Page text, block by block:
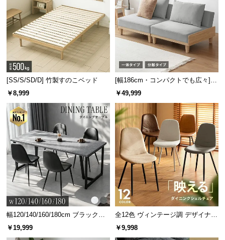
[SS/S/SD/D] 竹製すのこベッド
￥8,999
[幅186cm・コンパクトでも広々] 3
人掛けソファベッド リクライニン
￥49,999
幅120/140/160/180cm ブラックフ
レーム ダイニング 大理石調 4人掛
￥19,999
全12色 ヴィンテージ調 デザイナー
ズシェルチェア
￥9,998